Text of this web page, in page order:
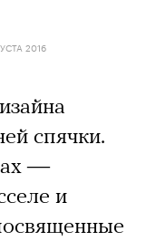
2016
спячки.
—
и